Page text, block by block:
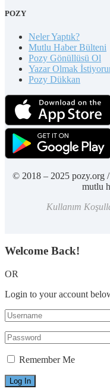
POZY
Neler Yaptık?
Mutlu Haber Bülteni
Pozy Gönüllüsü Ol
Yazar Olmak
Pozy Dükkan
© 2018 – 2025 pozy.org
mutlu
Kullanım
Welcome Back!
OR
Login to your account
Remember Me